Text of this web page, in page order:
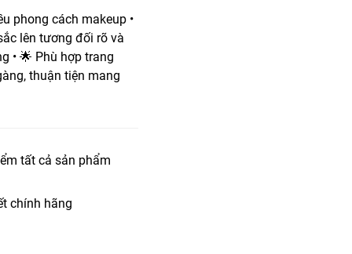
phong cách makeup •
lên tương đối rõ và
• 🌟 Phù hợp trang
thuận tiện mang
tất cả sản phẩm
chính hãng